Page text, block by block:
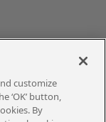
customize
‘OK’ button,
By